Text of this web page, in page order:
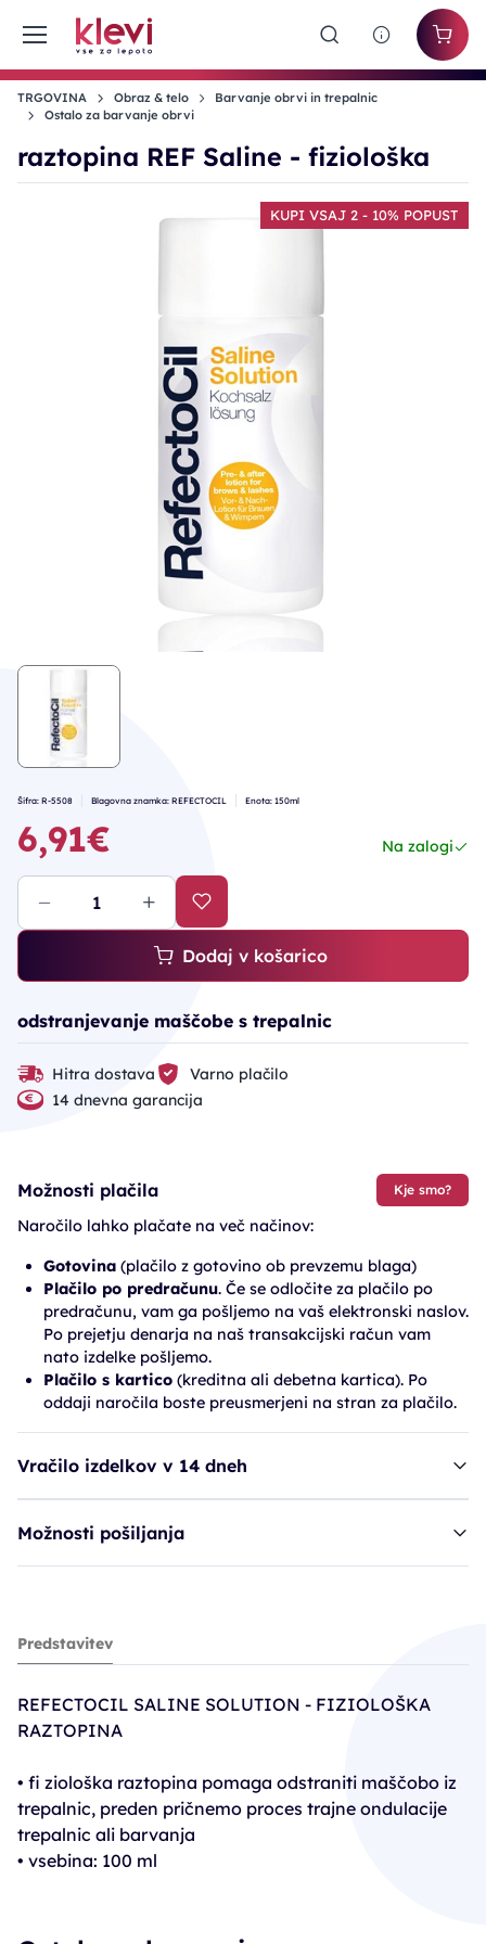
TRGOVINA Obraz & telo
Barvanje obrvi in trepalnic
Ostalo za barvanje obrvi
raztopina REF Saline - fiziološka
KUPI VSAJ 2 - 10% POPUST
Šifra: R-5508 Blagovna znamka: REFECTOCIL Enota: 150ml
6,91€ Na zalogi
Dodaj v košarico
odstranjevanje maščobe s trepalnic
Hitra dostava
Varno plačilo
14 dnevna garancija
Možnosti plačila Kje smo?
Naročilo lahko plačate na več načinov:
Gotovina (plačilo z gotovino ob prevzemu blaga)
Plačilo po predračunu. Če se odločite za plačilo po
predračunu, vam ga pošljemo na vaš elektronski naslov.
Po prejetju denarja na naš transakcijski račun vam
nato izdelke pošljemo.
Plačilo s kartico (kreditna ali debetna kartica). Po
oddaji naročila boste preusmerjeni na stran za plačilo.
Vračilo izdelkov v 14 dneh
Možnosti pošiljanja
raztopina REF Saline - fiziološka
6,91€
Predstavitev
REFECTOCIL SALINE SOLUTION - FIZIOLOŠKA
RAZTOPINA
• fi ziološka raztopina pomaga odstraniti maščobo iz
trepalnic, preden pričnemo proces trajne ondulacije
trepalnic ali barvanja
• vsebina: 100 ml